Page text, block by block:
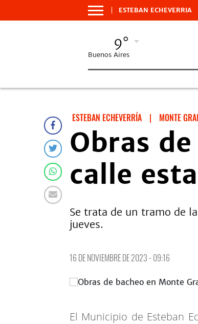
ESTEBAN ECHEVERRIA
9°
Buenos Aires
ESTEBAN ECHEVERRÍA | MONTE
Obras
calle
Se trata de un tramo de
jueves.
16 DE NOVIEMBRE DE 2023 - 09:16
El Municipio de Esteban